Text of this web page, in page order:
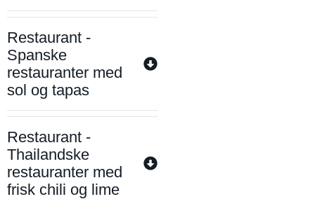
Restaurant -
Spanske
restauranter med
sol og tapas
Restaurant -
Thailandske
restauranter med
frisk chili og lime